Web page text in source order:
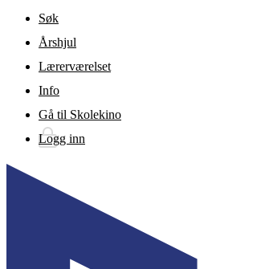
Gå til hovedinnhold
Søk
Årshjul
Lærerværelset
Info
Gå til Skolekino
Logg inn